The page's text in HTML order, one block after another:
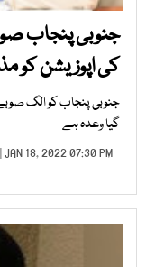
جنوبی پنجاب
کی اپوزیشن کو
جنوبی پنجاب کو الگ
گیا وعدہ ہے
| JAN 18, 2022 07:30 PM |